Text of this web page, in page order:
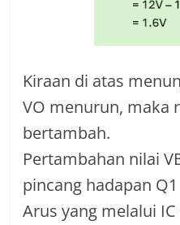
Kiraan di atas
VO menurun, maka
bertambah.
Pertambahan nilai
pincang hadapan
Arus yang melalui